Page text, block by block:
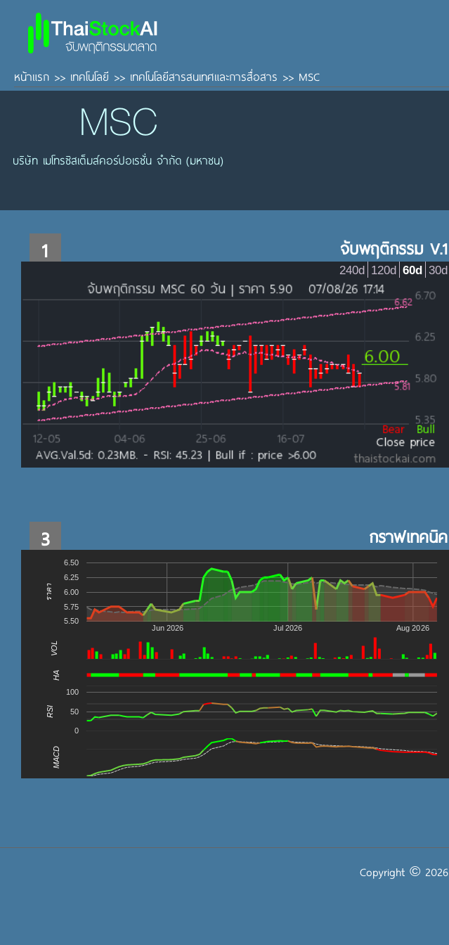
หน้าแรก >> เทคโนโลยี >> เทคโนโลยีสารสนเทศและการสื่อสาร >> MSC
MSC
บริษัท เมโทรซิสเต็มส์คอร์ปอเรชั่น จำกัด (มหาชน)
1 จับพฤติกรรม V.1
30d
60d
120d
240d
3 กราฟเทคนิค
Jun 2026 Jul 2026 Aug 2026
5.50
5.75
6.00
6.25
6.50
ราคา
VOL
HA
0
50
100
RSI
MACD
Copyright © 2026